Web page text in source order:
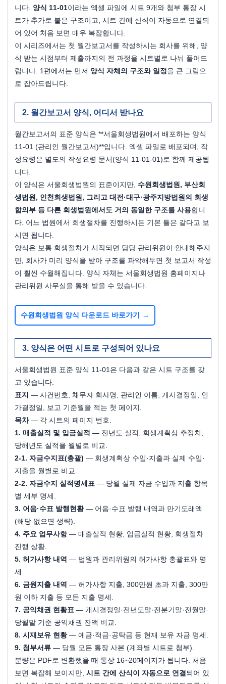
니다. 양식 11-01이라는 엑셀 파일에 시트 9개와 첨부 통장 시
트가 추가로 붙은 구조이고, 시트 간에 산식이 자동으로 연결되
어 있어 처음 보면 매우 복잡합니다.
이 시리즈에서는 첫 월간보고서를 작성하시는 회사를 위해, 양
식 받는 시점부터 제출까지의 전 과정을 시트별로 나눠 풀어드
립니다. 1편에서는 먼저 양식 자체의 구조와 일정을 큰 그림으
로 잡아드립니다.
월간보고서 양식, 어디서 받나요
월간보고서의 표준 양식은 **서울회생법원에서 배포하는 양식
11-01 (관리인 월간보고서)**입니다. 엑셀 파일로 배포되며, 작
성요령은 별도의 작성요령 문서(양식 11-01-01)로 함께 제공됩
니다.
이 양식은 서울회생법원의 표준이지만, 수원회생법원, 부산회
생법원, 인천회생법원, 그리고 대전·대구·광주지방법원의 회생
합의부 등 다른 회생법원에서도 거의 동일한 구조를 사용합니
다. 어느 법원에서 회생절차를 진행하시든 기본 틀은 같다고 보
시면 됩니다.
양식은 보통 회생절차가 시작되면 담당 관리위원이 안내해주지
만, 회사가 미리 양식을 받아 구조를 파악해두면 첫 보고서 작성
이 훨씬 수월해집니다. 양식 자체는 서울회생법원 홈페이지나
관리위원 사무실을 통해 받을 수 있습니다.
수원회생법원 양식 다운로드 바로가기
양식은 어떤 시트로 구성되어 있나요
서울회생법원 표준 양식 11-01은 다음과 같은 시트 구조를 갖
고 있습니다.
표지 — 사건번호, 채무자 회사명, 관리인 이름, 개시결정일, 인
가결정일, 보고 기준월을 적는 첫 페이지.
목차 — 각 시트의 페이지 번호.
1. 매출실적 및 입금실적 — 전년도 실적, 회생계획상 추정치,
당해년도 실적을 월별로 비교.
2-1. 자금수지표(총괄) — 회생계획상 수입·지출과 실제 수입·
지출을 월별로 비교.
2-2. 자금수지 실적명세표 — 당월 실제 자금 수입과 지출 항목
별 세부 명세.
3. 어음·수표 발행현황 — 어음·수표 발행 내역과 만기도래액
(해당 없으면 생략).
4. 주요 업무사항 — 매출실적 현황, 입금실적 현황, 회생절차
진행 상황.
5. 허가사항 내역 — 법원과 관리위원의 허가사항 총괄표와 명
세.
6. 금원지출 내역 — 허가사항 지출, 300만원 초과 지출, 300만
원 이하 지출 등 모든 지출 명세.
7. 공익채권 현황표 — 개시결정일·전년도말·전분기말·전월말·
당월말 기준 공익채권 잔액 비교.
8. 시재보유 현황 — 예금·적금·공탁금 등 현재 보유 자금 명세.
9. 첨부서류 — 당월 모든 통장 사본 (계좌별 시트로 첨부).
분량은 PDF로 변환했을 때 통상 16~20페이지가 됩니다. 처음
보면 복잡해 보이지만, 시트 간에 산식이 자동으로 연결되어 있